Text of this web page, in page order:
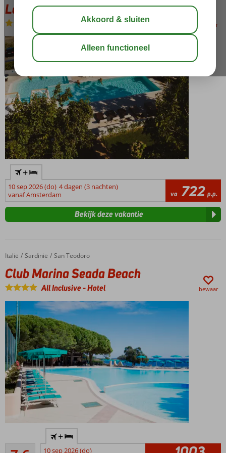
Le Mimose
Logies en ontbijt-Hotel bewaar
+
10 sep 2026 (do) 4 dagen (3 nachten)
vanaf Amsterdam
va 722 p.p.
Bekijk deze vakantie
Home
Italië Sardinië San Teodoro
Club Marina Seada Beach
Club Marina Seada Beach
All Inclusive-Hotel bewaar
strand
Goed
+
10 sep 2026 (do)